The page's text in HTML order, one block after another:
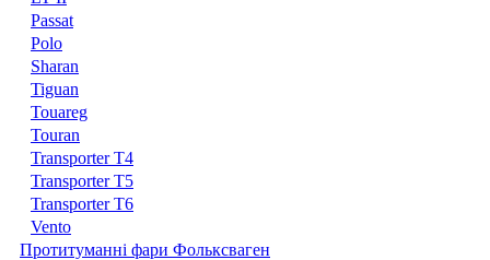
Passat
Polo
Sharan
Tiguan
Touareg
Touran
Transporter T4
Transporter T5
Transporter T6
Vento
Протитуманні фари Фольксваген